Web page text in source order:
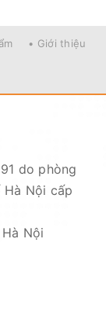
• Giới thiệu
do phòng
Nội cấp
Nội